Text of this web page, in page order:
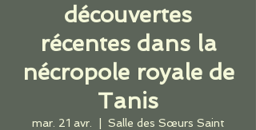
découvertes
récentes dans la
nécropole royale de
Tanis
mar. 21 avr.
Salle des Sœurs Saint